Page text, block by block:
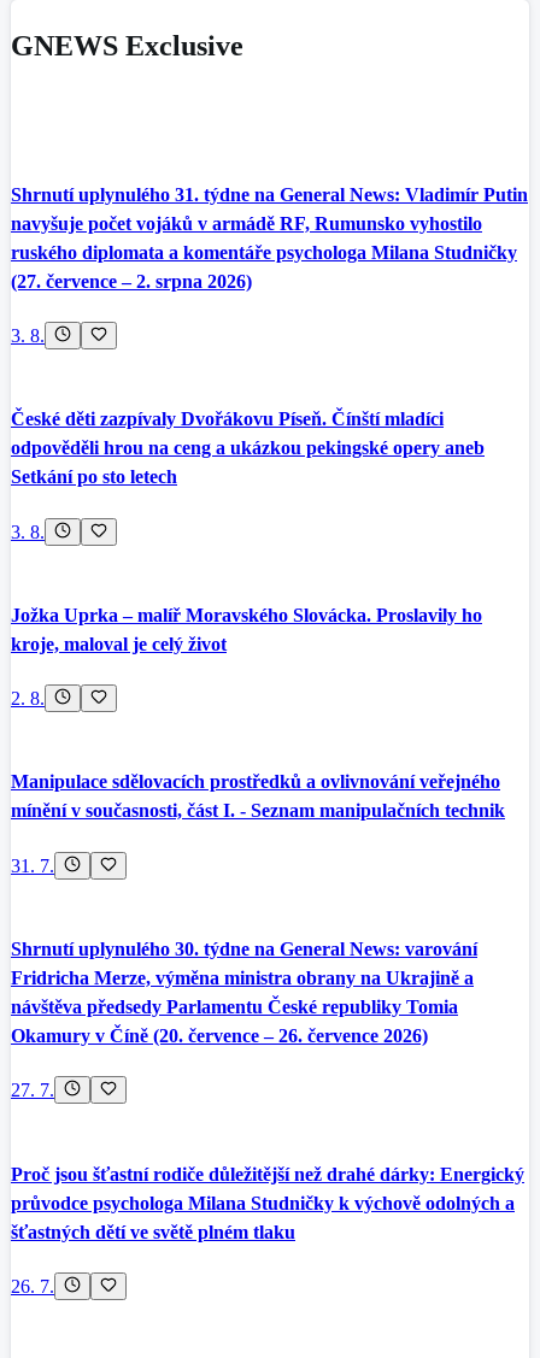
GNEWS Exclusive
Shrnutí uplynulého 31. týdne na General News: Vladimír Putin
navyšuje počet vojáků v armádě RF, Rumunsko vyhostilo
ruského diplomata a komentáře psychologa Milana Studničky
(27. července – 2. srpna 2026)
3. 8.
České děti zazpívaly Dvořákovu Píseň. Čínští mladíci
odpověděli hrou na ceng a ukázkou pekingské opery aneb
Setkání po sto letech
3. 8.
Jožka Uprka – malíř Moravského Slovácka. Proslavily ho
kroje, maloval je celý život
2. 8.
Manipulace sdělovacích prostředků a ovlivnování veřejného
mínění v současnosti, část I. - Seznam manipulačních technik
31. 7.
Shrnutí uplynulého 30. týdne na General News: varování
Fridricha Merze, výměna ministra obrany na Ukrajině a
návštěva předsedy Parlamentu České republiky Tomia
Okamury v Číně (20. července – 26. července 2026)
27. 7.
Proč jsou šťastní rodiče důležitější než drahé dárky: Energický
průvodce psychologa Milana Studničky k výchově odolných a
šťastných dětí ve světě plném tlaku
26. 7.